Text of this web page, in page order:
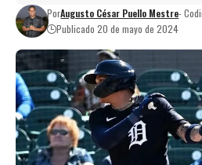
PorAugusto César Puello Mestre-
Publicado 20 de mayo de 2024